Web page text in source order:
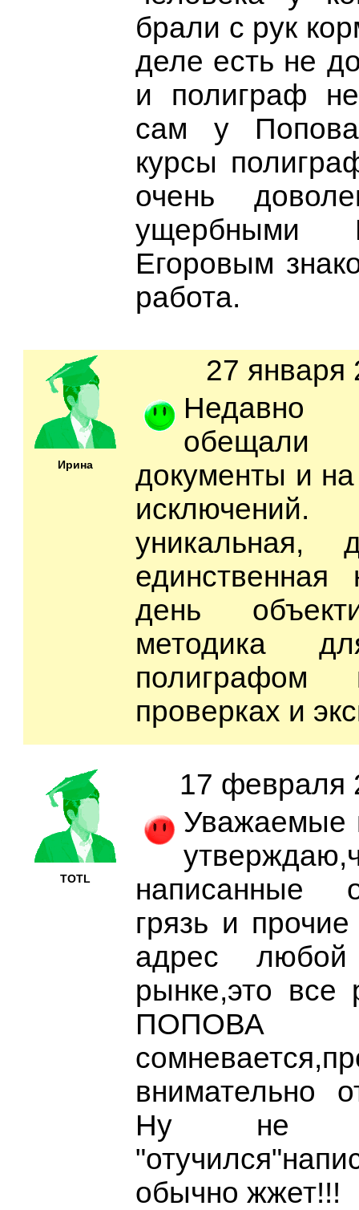
брали с рук
деле есть не
и полиграф
сам у
курсы
очень
ущербными
Егоровым
работа.
Ирина
27 января
Недавно
документы и
единственная
день
методика
полиграфом
проверках и
TOTL
17 февраля
Уважаемые
написанные
грязь и
адрес
рынке,это все
внимательно
Ну не
обычно жжет!!!